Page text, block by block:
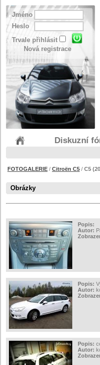
Jméno
Heslo
Trvale přihlásit
Nová registrace
Diskuzní
FOTOGALERIE / Citroën C5 / C5
Obrázky
Popis:
Autor:
Popis:
Autor:
Popis:
Autor: